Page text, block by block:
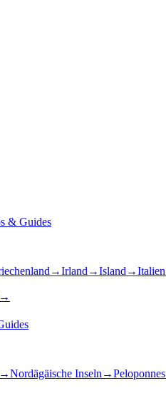
& Guides
→Irland →Island →Italien
→
→Nordägäische Inseln →Peloponnes